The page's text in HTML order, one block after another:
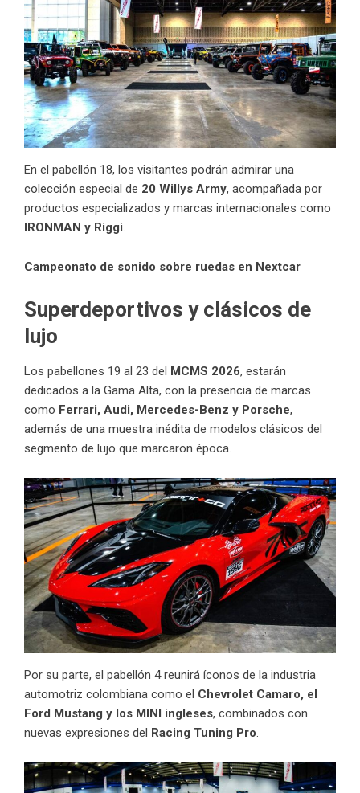
En el pabellón 18, los visitantes podrán admirar una
colección especial de 20 Willys Army, acompañada por
productos especializados y marcas internacionales como
IRONMAN y Riggi
Campeonato de sonido sobre ruedas en Nextcar
Superdeportivos y clásicos de
lujo
Los pabellones 19 al 23 del MCMS 2026, estarán
dedicados a la Gama Alta, con la presencia de marcas
como Ferrari, Audi, Mercedes-Benz y Porsche,
además de una muestra inédita de modelos clásicos del
segmento de lujo que marcaron época.
Por su parte, el pabellón 4 reunirá íconos de la industria
automotriz colombiana como el Chevrolet Camaro, el
Ford Mustang y los MINI ingleses, combinados con
nuevas expresiones del Racing Tuning Pro.